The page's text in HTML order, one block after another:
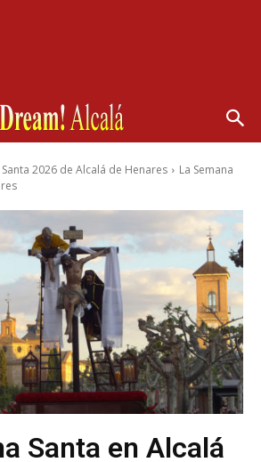
Santa 2026 de Alcalá de Henares
La Semana
Santa en Alcalá